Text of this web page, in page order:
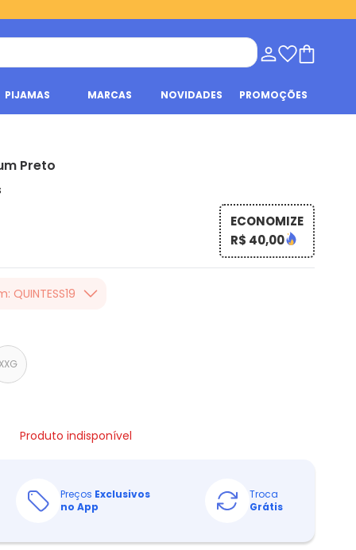
PIJAMAS MARCAS NOVIDADES PROMOÇÕES
Preto
ECONOMIZE
R$ 40,00
QUINTESS19
valor, usando o
toda loja Quintess,
XXG
Produto indisponível
Preços Exclusivos
no App
Troca
Grátis